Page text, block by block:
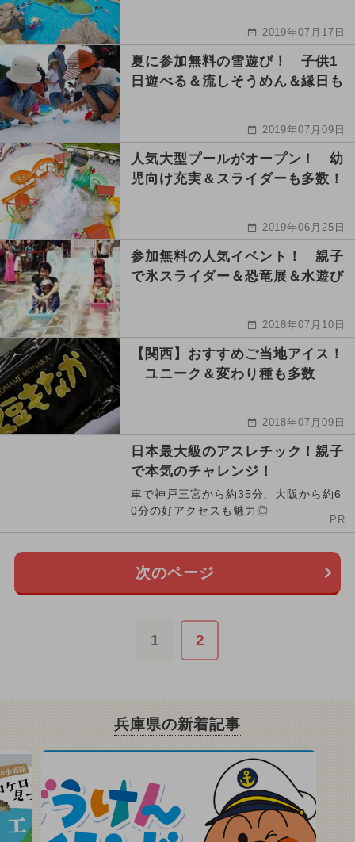
2019年07月17日
夏に参加無料の雪遊び！ 子供1
日遊べる＆流しそうめん＆縁日も
2019年07月09日
人気大型プールがオープン！ 幼
児向け充実＆スライダーも多数！
2019年06月25日
参加無料の人気イベント！ 親子
で氷スライダー＆恐竜展＆水遊び
2018年07月10日
【関西】おすすめご当地アイス！
ユニーク＆変わり種も多数
2018年07月09日
日本最大級のアスレチック！親子
で本気のチャレンジ！
車で神戸三宮から約35分、大阪から約6
0分の好アクセスも魅力◎
PR
次のページ
1 2
兵庫県の新着記事